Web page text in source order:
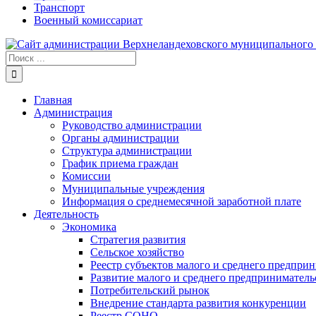
Транспорт
Военный комиссариат
Результат
поиска:
Главная
Администрация
Руководство администрации
Органы администрации
Структура администрации
График приема граждан
Комиссии
Муниципальные учреждения
Информация о среднемесячной заработной плате
Деятельность
Экономика
Стратегия развития
Сельское хозяйство
Реестр субъектов малого и среднего
Развитие малого и среднего
Потребительский рынок
Внедрение стандарта развития конкуренции